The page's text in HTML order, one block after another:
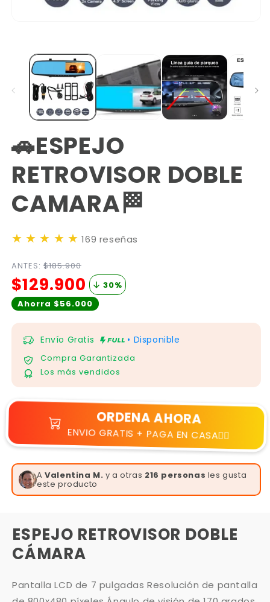
🚗ESPEJO
RETROVISOR DOBLE
CAMARA🏁
★ ★ ★ ★ ★ 169 reseñas
ANTES: $185.900
$129.900 30%
Ahorra $56.000
Envío Gratis • Disponible
Compra Garantizada
Los más vendidos
ORDENA AHORA
ENVIO GRATIS + PAGA EN CASA👆🏻
A Valentina M. y a otras 216 personas les gusta
este producto
ESPEJO RETROVISOR DOBLE
CÁMARA
Pantalla LCD de 7 pulgadas Resolución de pantalla